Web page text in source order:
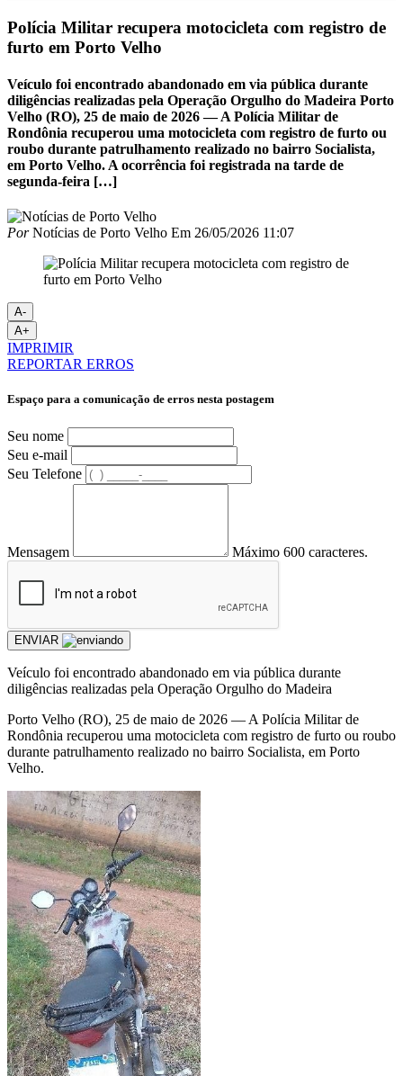
Polícia Militar recupera motocicleta com registro de
furto em Porto Velho
Veículo foi encontrado abandonado em via pública durante
diligências realizadas pela Operação Orgulho do Madeira Porto
Velho (RO), 25 de maio de 2026 — A Polícia Militar de
Rondônia recuperou uma motocicleta com registro de furto ou
roubo durante patrulhamento realizado no bairro Socialista,
em Porto Velho. A ocorrência foi registrada na tarde de
segunda-feira […]
PorNotícias de Porto Velho Em 26/05/2026 11:07
A-
A+
IMPRIMIR
REPORTAR ERROS
Espaço para a comunicação de erros nesta postagem
Seu nome
Seu e-mail
Seu Telefone
Mensagem Máximo 600 caracteres.
ENVIAR
Veículo foi encontrado abandonado em via pública durante
diligências realizadas pela Operação Orgulho do Madeira
Porto Velho (RO), 25 de maio de 2026 — A Polícia Militar de
Rondônia recuperou uma motocicleta com registro de furto ou roubo
durante patrulhamento realizado no bairro Socialista, em Porto
Velho.